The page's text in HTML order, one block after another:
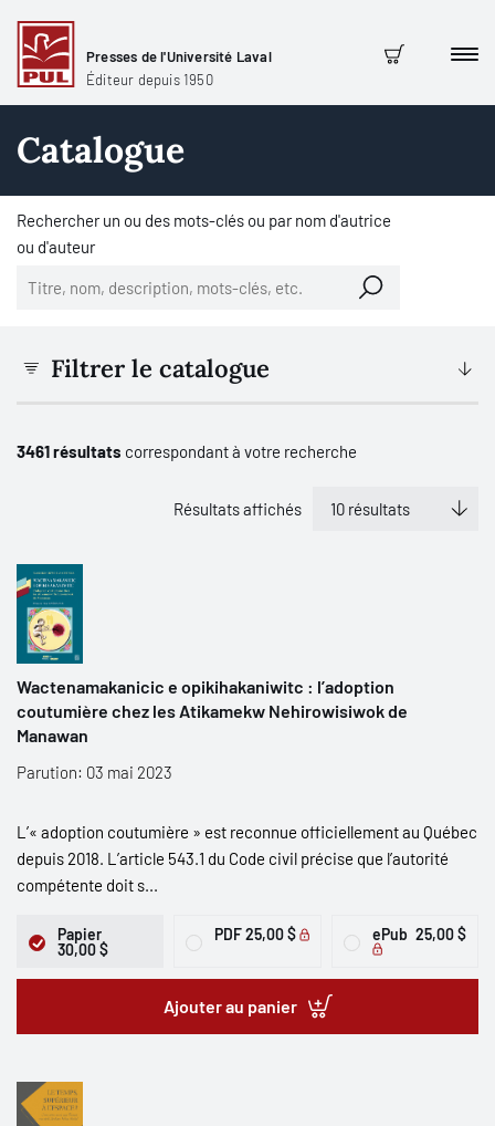
Presses de l'Université Laval
Éditeur depuis 1950
Panier
Catalogue
Rechercher un ou des mots-clés ou par nom d'autrice
ou d'auteur
Filtrer le catalogue
3461 résultats correspondant à votre recherche
Résultats affichés
Wactenamakanicic e opikihakaniwitc : l’adoption
coutumière chez les Atikamekw Nehirowisiwok de
Manawan
Parution: 03 mai 2023
L’« adoption coutumière » est reconnue officiellement au Québec
depuis 2018. L’article 543.1 du Code civil précise que l’autorité
compétente doit s...
Papier
30,00 $
PDF25,00 $ ePub 25,00 $
Ajouter au panier